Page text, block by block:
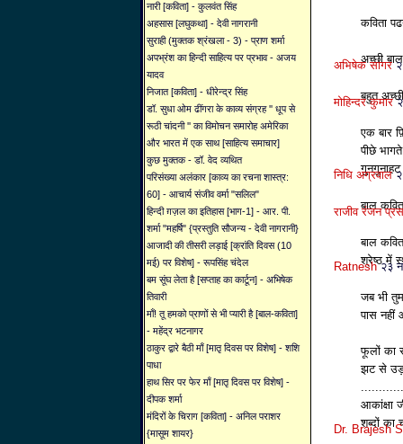
नारी [कविता] - कुलवंत सिंह
अहसास [लघुकथा] - देवी नागरानी
सुराही (मुक्तक श्रंखला - 3) - प्राण शर्मा
अपभ्रंश का हिन्दी साहित्य पर प्रभाव - अजय
यादव
निजात [कविता] - धीरेन्द्र सिंह
डॉ. सुधा ओम ढींगरा के काव्य संग्रह '' धूप से
रूठी चांदनी '' का विमोचन समारोह अमेरिका
और भारत में एक साथ [साहित्य समाचार]
कुछ मुक्तक - डॉ. वेद व्यथित
परिसंख्या अलंकार [काव्य का रचना शास्त्र:
60] - आचार्य संजीव वर्मा "सलिल"
हिन्दी ग़ज़ल का इतिहास [भाग-1] - आर. पी.
शर्मा "महर्षि" {प्रस्तुति सौजन्य - देवी नागरानी}
आजादी की तीसरी लड़ाई [क्रांति दिवस (10
मई) पर विशेष] - रूपसिंह चंदेल
बम सूंघ लेता है [सप्ताह का कार्टून] - अभिषेक
तिवारी
माँ! तू हमको प्राणों से भी प्यारी है [बाल-कविता]
- महेंद्र भटनागर
ठाकुर द्वारे बैठी माँ [मातृ दिवस पर विशेष] - शशि
पाधा
हाथ सिर पर फेर माँ [मातृ दिवस पर विशेष] -
दीपक शर्मा
मंदिरों के चिराग [कविता] - अनिल पराशर
{मासूम शायर}
कविता
अच्छी
अभिषेक सागर
बहुत
मोहिन्दर कुमार
एक बार
पीछे
निधि अग्रवाल
बाल
राजीव रंजन
बाल
श्रेष्ठ में
Ratnesh २३
जब भी
पास नहीं
फूलों का
झट से उड़
आकांक्षा
शब्दों का
Dr. Brajesh